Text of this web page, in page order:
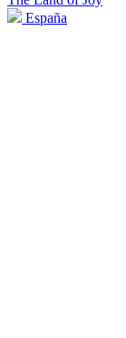
España